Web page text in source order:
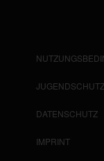
JUGENDSCHUTZ
DATENSCHUTZ
IMPRINT